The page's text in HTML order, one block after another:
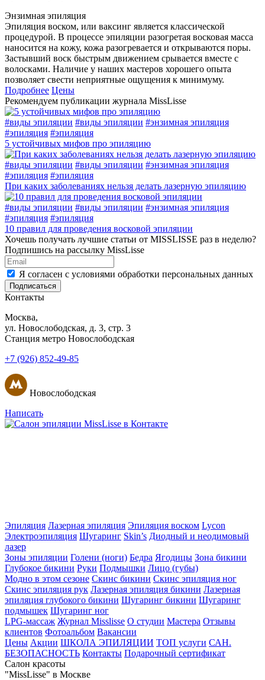
Энзимная эпиляция
Эпиляция воском, или ваксинг является классической
процедурой. В процессе эпиляции разогретая восковая масса
наносится на кожу, кожа разогревается и открываются поры.
Застывший воск быстрым движением срывается вместе с
волосками. Наличие у наших мастеров хорошего опыта
позволяет свести неприятные ощущения к минимуму.
Подробнее Цены
Рекомендуем публикации журнала MissLisse
#виды эпиляции #виды эпиляции #энзимная эпиляция
#эпиляция #эпиляция
5 устойчивых мифов про эпиляцию
#виды эпиляции #виды эпиляции #энзимная эпиляция
#эпиляция #эпиляция
При каких заболеваниях нельзя делать лазерную эпиляцию
#виды эпиляции #виды эпиляции #энзимная эпиляция
#эпиляция #эпиляция
10 правил для проведения восковой эпиляции
Хочешь получать лучшие статьи от MISSLISSE раз в неделю?
Подпишись на рассылку MissLisse
Я согласен с условиями обработки персональных данных
Подписаться
Контакты
Москва,
ул. Новослободская, д. 3, стр. 3
Станция метро Новослободская
+7 (926) 852-49-85
Новослободская
Написать
Эпиляция Лазерная эпиляция Эпиляция воском Lycon
Электроэпиляция Шугаринг Skin’s Диодный и неодимовый
лазер
Зоны эпиляции Голени (ноги) Бедра Ягодицы Зона бикини
Глубокое бикини Руки Подмышки Лицо (губы)
Модно в этом сезоне Скинс бикини Скинс эпиляция ног
Скинс эпиляция рук Лазерная эпиляция бикини Лазерная
эпиляция глубокого бикини Шугаринг бикини Шугаринг
подмышек Шугаринг ног
LPG-массаж Журнал Misslisse О студии Мастера Отзывы
клиентов Фотоальбом Вакансии
Цены Акции ШКОЛА ЭПИЛЯЦИИ ТОП услуги САН.
БЕЗОПАСНОСТЬ Контакты Подарочный сертификат
Салон красоты
"MissLisse" в Москве